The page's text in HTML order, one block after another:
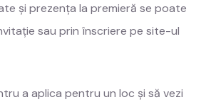
și prezența la premieră se poate
sau prin înscriere pe site-ul
a aplica pentru un loc și să vezi